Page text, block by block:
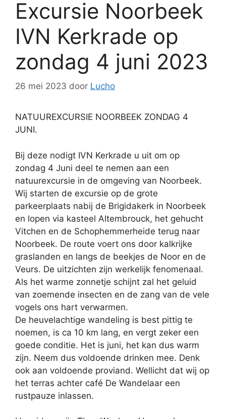
Excursie Noorbeek
IVN Kerkrade op
zondag 4 juni 2023
26 mei 2023 door Lucho
NATUUREXCURSIE NOORBEEK ZONDAG 4
JUNI.
Bij deze nodigt IVN Kerkrade u uit om op
zondag 4 Juni deel te nemen aan een
natuurexcursie in de omgeving van Noorbeek.
Wij starten de excursie op de grote
parkeerplaats nabij de Brigidakerk in Noorbeek
en lopen via kasteel Altembrouck, het gehucht
Vitchen en de Schophemmerheide terug naar
Noorbeek. De route voert ons door kalkrijke
graslanden en langs de beekjes de Noor en de
Veurs. De uitzichten zijn werkelijk fenomenaal.
Als het warme zonnetje schijnt zal het geluid
van zoemende insecten en de zang van de vele
vogels ons hart verwarmen.
De heuvelachtige wandeling is best pittig te
noemen, is ca 10 km lang, en vergt zeker een
goede conditie. Het is juni, het kan dus warm
zijn. Neem dus voldoende drinken mee. Denk
ook aan voldoende proviand. Wellicht dat wij op
het terras achter café De Wandelaar een
rustpauze inlassen.